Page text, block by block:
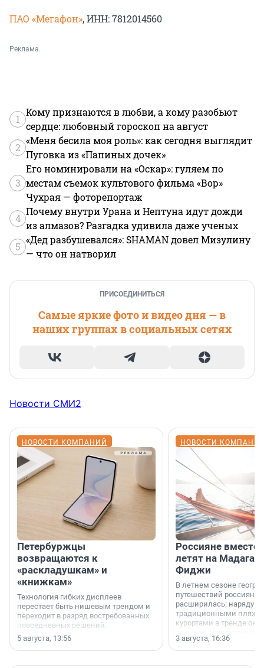
ПАО «Мегафон», ИНН: 7812014560
Реклама.
1
Кому признаются в любви, а кому разобьют
сердце: любовный гороскоп на август
2
«Меня бесила моя роль»: как сегодня выглядит
Пуговка из «Папиных дочек»
3
Его номинировали на «Оскар»: гуляем по
местам съемок культового фильма «Вор»
Чухрая — фоторепортаж
4
Почему внутри Урана и Нептуна идут дожди
из алмазов? Разгадка удивила даже ученых
5
«Дед разбушевался»: SHAMAN довел Мизулину
— что он натворил
ПРИСОЕДИНИТЬСЯ
Самые яркие фото и видео дня — в
наших группах в социальных сетях
Новости СМИ2
НОВОСТИ КОМПАНИЙ
Петербуржцы
возвращаются к
«раскладушкам» и
«книжкам»
Технология гибких дисплеев
перестает быть нишевым трендом и
переходит в разряд востребованных
повседневных решений.
5 августа, 13:56
НОВОСТИ
Россияне вместо
летят на
Фиджи
В летнем сезоне
путешествий россиян
расширилась: наряду с
традиционными
курортами в тренде
острова Африки и Азии,
свидетельствуют
3 августа, 16:36